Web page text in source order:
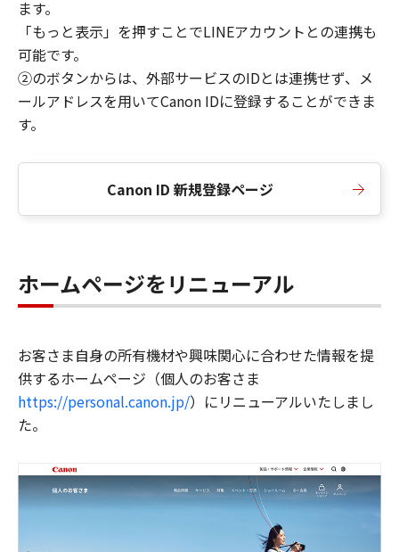
ます。
「もっと表示」を押すことでLINEアカウントとの連携も
可能です。
②のボタンからは、外部サービスのIDとは連携せず、メ
ールアドレスを用いてCanon IDに登録することができま
す。
Canon ID 新規登録ページ
ホームページをリニューアル
お客さま自身の所有機材や興味関心に合わせた情報を提
供するホームページ（個人のお客さま
https://personal.canon.jp/）にリニューアルいたしまし
た。